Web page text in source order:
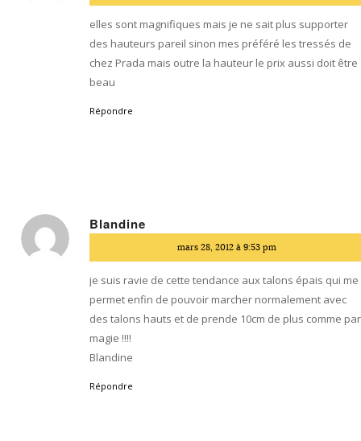
elles sont magnifiques mais je ne sait plus supporter
des hauteurs pareil sinon mes préféré les tressés de
chez Prada mais outre la hauteur le prix aussi doit être
beau
Répondre
Blandine
:
mars 28, 2012 à 9:53 pm
je suis ravie de cette tendance aux talons épais qui me
permet enfin de pouvoir marcher normalement avec
des talons hauts et de prende 10cm de plus comme par
magie !!!!
Blandine
Répondre